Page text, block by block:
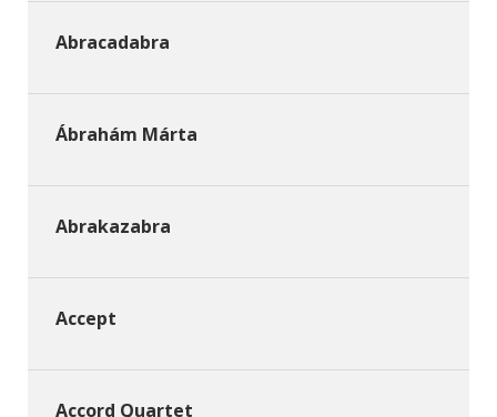
Abracadabra
Ábrahám Márta
Abrakazabra
Accept
Accord Quartet